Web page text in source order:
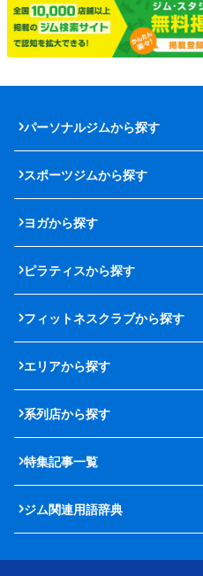
パーソナルジムから探す
スポーツジムから探す
ヨガから探す
ピラティスから探す
フィットネスクラブから探す
エリアから探す
系列店から探す
特集記事一覧
ジム関連用語辞典